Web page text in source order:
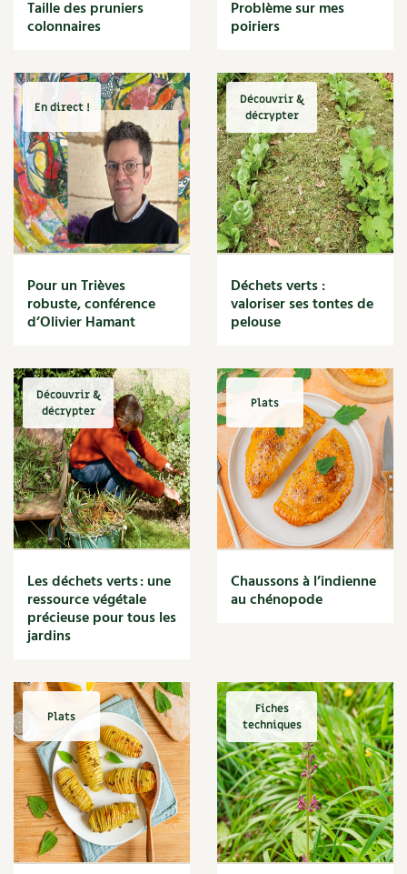
Cuisine saine
Décoration
DIY
Eau
Énergie
Enfants
Expérimentation
Fleur
Jardin bio
Légumes
Légumineuse
Maïs doux
Maison saine
Mare
Marie Chioca
Marmite
Massage
Matériaux
Maux
Méditerranéen
Menace
Mésange
Microflore
Migraine
Mode de culture
Montagne
Moutarde
Multiplication
Muret
Muscade
Musique
Narcisse
Nature
Nettoyage
Taille des pruniers
colonnaires
Problème sur mes
poiriers
En direct !
Pour un Trièves
robuste, conférence
d’Olivier Hamant
Découvrir &
décrypter
Déchets verts :
valoriser ses tontes de
pelouse
Découvrir &
décrypter
Les déchets verts : une
ressource végétale
précieuse pour tous les
jardins
Plats
Chaussons à l’indienne
au chénopode
Plats
Fiches
techniques